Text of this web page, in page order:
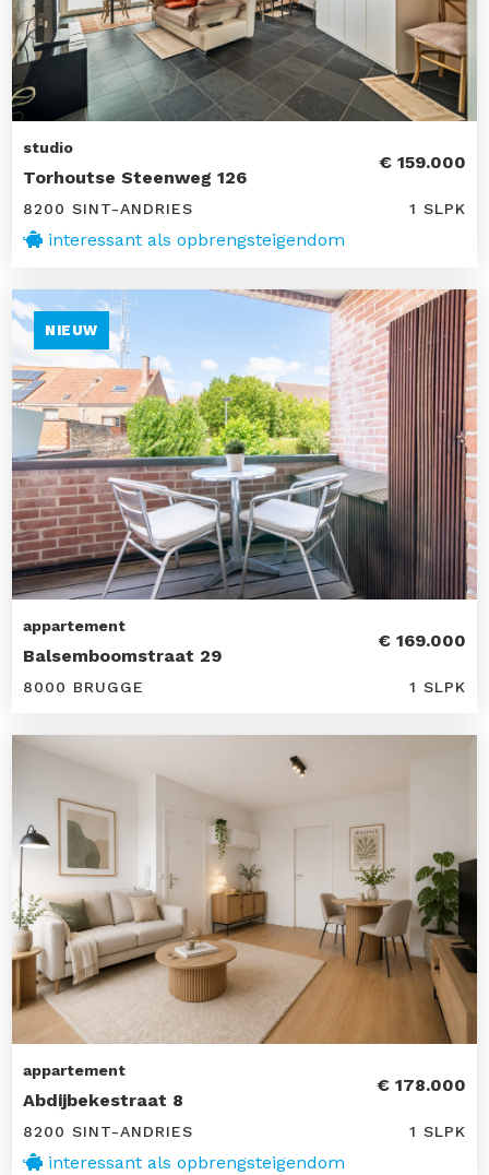
studio
Torhoutse Steenweg 126
€ 159.000
8200 SINT-ANDRIES 1 SLPK
interessant als opbrengsteigendom
NIEUW
appartement
Balsemboomstraat 29
€ 169.000
8000 BRUGGE 1 SLPK
appartement
Abdijbekestraat 8
€ 178.000
8200 SINT-ANDRIES 1 SLPK
interessant als opbrengsteigendom